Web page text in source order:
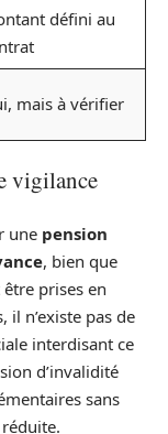
défini au
mais à vérifier
vigilance
une pension
, bien que
prises en
il n’existe pas de
interdisant ce
d’invalidité
sans